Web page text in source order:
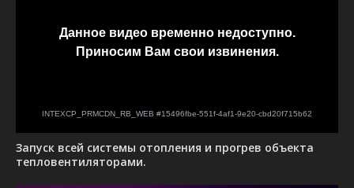
Запуск всей системы отопления и прогрев объекта
тепловентиляторами.